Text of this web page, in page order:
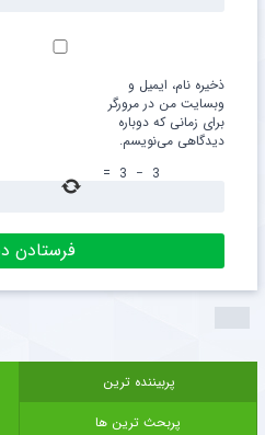
ذخیره نام، ایمیل و
وبسایت من در مرورگر
برای زمانی که دوباره
دیدگاهی می‌نویسم.
3
−
3
=
پربیننده ترین
پربحث ترین ها